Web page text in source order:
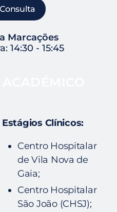
Marcações
14:30 - 15:45
Estágios Clínicos:
Centro Hospitalar
de Vila Nova de
Gaia;
Centro Hospitalar
São João (CHSJ);